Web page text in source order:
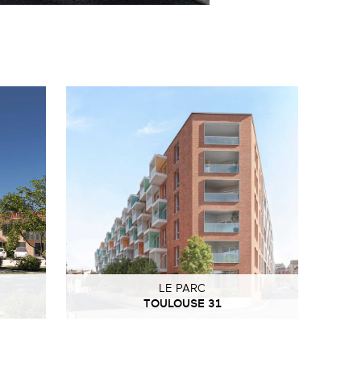
LE PARC
TOULOUSE 31